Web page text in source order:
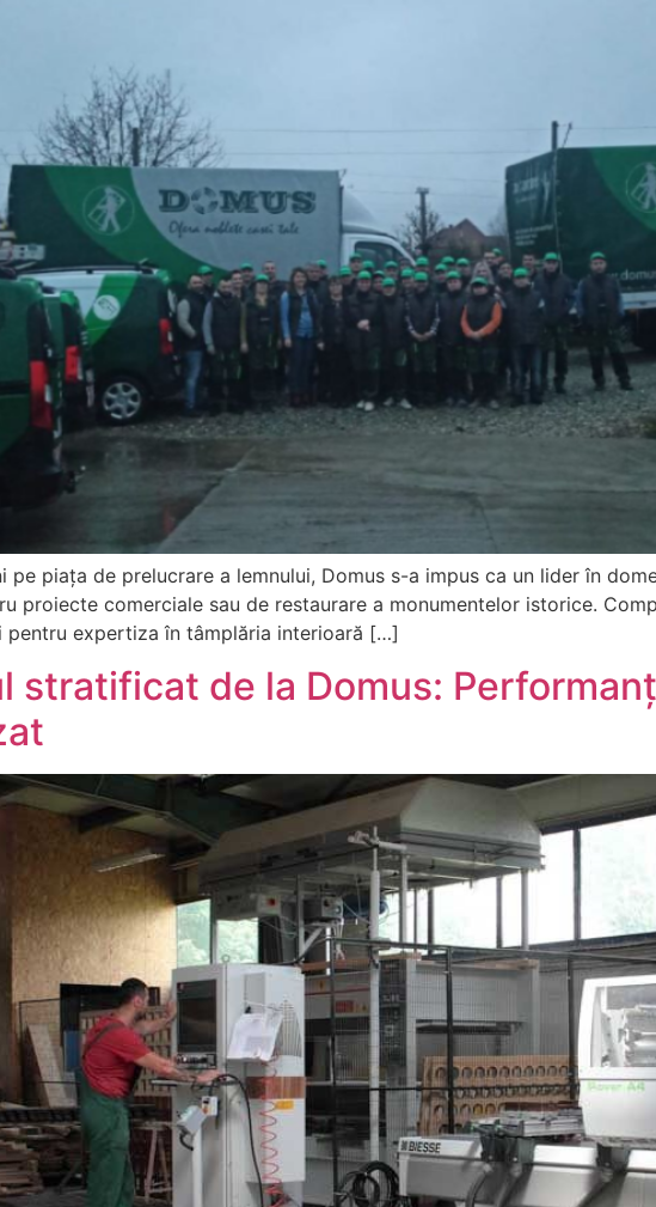
pe piața de prelucrare a lemnului, Domus s-a impus ca un lider în
proiecte comerciale sau de restaurare a monumentelor istorice.
pentru expertiza în tâmplăria interioară […]
stratificat de la Domus: